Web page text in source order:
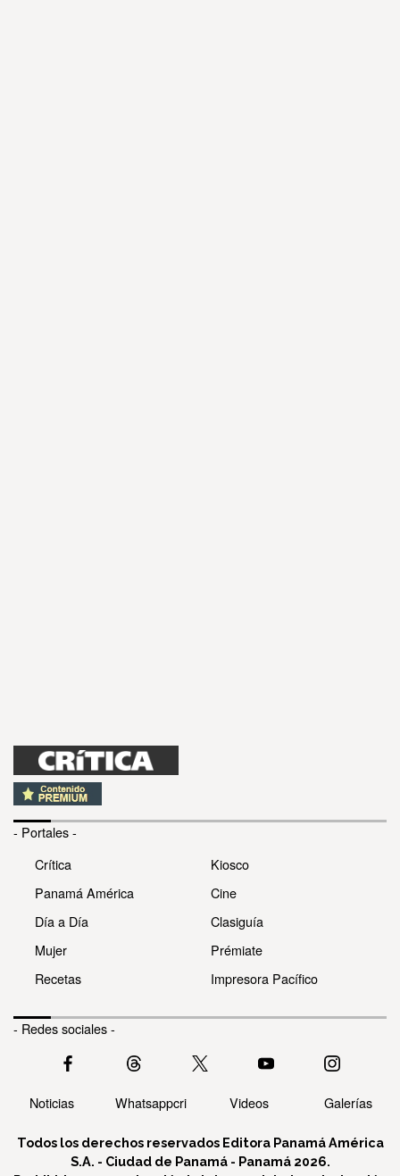
- Portales -
Crítica
Panamá América
Día a Día
Mujer
Recetas
Kiosco
Cine
Clasiguía
Prémiate
Impresora Pacífico
- Redes sociales -
Noticias Whatsappcri Videos Galerías
Todos los derechos reservados Editora Panamá América
S.A. - Ciudad de Panamá - Panamá 2026.